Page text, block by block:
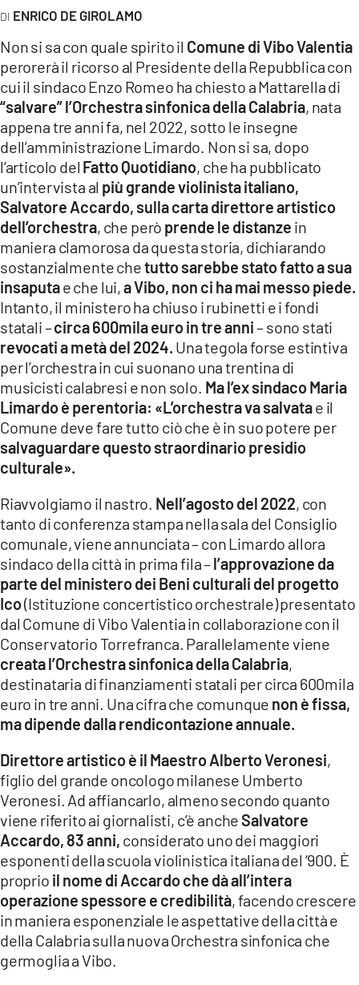
LACONAIR.IT
LACITYMAG.IT
ILREGGINO.IT
COSENZACHANNEL.IT
ILVIBONESE.IT
CATANZAROCHANNEL.IT
LACAPITALENEWS.IT
App
ANDROID
APPLE
ENRICO DE GIROLAMO
Non si sa con quale spirito il Comune di Vibo Valentia
perorerà il ricorso al Presidente della Repubblica con
cui il sindaco Enzo Romeo ha chiesto a Mattarella di
“salvare” l’Orchestra sinfonica della Calabria, nata
appena tre anni fa, nel 2022, sotto le insegne
dell’amministrazione Limardo. Non si sa, dopo
l’articolo del Fatto Quotidiano, che ha pubblicato
un’intervista al più grande violinista italiano,
Salvatore Accardo, sulla carta direttore artistico
dell’orchestra, che però prende le distanze in
maniera clamorosa da questa storia, dichiarando
sostanzialmente chetutto sarebbe stato fatto a sua
insaputae che lui,a Vibo, non ci ha mai messo piede.
Intanto, il ministero ha chiuso i rubinetti e i fondi
statali –circa 600mila euro in tre anni– sono stati
revocati a metà del 2024. Una tegola forse estintiva
per l’orchestra in cui suonano una trentina di
musicisti calabresi e non solo. Ma l’ex sindaco Maria
Limardo è perentoria: «L’orchestra va salvatae il
Comune deve fare tutto ciò che è in suo potere per
salvaguardare questo straordinario presidio
culturale».
Riavvolgiamo il nastro. Nell’agosto del 2022, con
tanto di conferenza stampa nella sala del Consiglio
comunale, viene annunciata – con Limardo allora
sindaco della città in prima fila –l’approvazione da
parte del ministero dei Beni culturali del progetto
Ico(Istituzione concertistico orchestrale) presentato
dal Comune di Vibo Valentia in collaborazione con il
Conservatorio Torrefranca. Parallelamente viene
creata l’Orchestra sinfonica della Calabria,
destinataria di finanziamenti statali per circa 600mila
euro in tre anni. Una cifra che comunque non è fissa,
ma dipende dalla rendicontazione annuale.
Direttore artistico è il Maestro Alberto Veronesi,
figlio del grande oncologo milanese Umberto
Veronesi. Ad affiancarlo, almeno secondo quanto
viene riferito ai giornalisti, c’è ancheSalvatore
Accardo, 83 anni, considerato uno dei maggiori
esponenti della scuola violinistica italiana del ‘900. È
proprio il nome di Accardo che dà all’intera
operazione spessore e credibilità, facendo crescere
in maniera esponenziale le aspettative della città e
della Calabria sulla nuova Orchestra sinfonica che
germoglia a Vibo.